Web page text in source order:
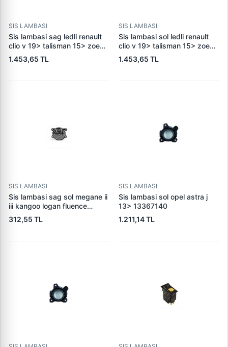
SIS LAMBASI
Sis lambasi sag ledli renault
clio v 19> talisman 15> zoe
13> 261504122r
1.453,65 TL
SIS LAMBASI
Sis lambasi sol ledli renault
clio v 19> talisman 15> zoe
13> 261550862r
1.453,65 TL
SIS LAMBASI
Sis lambasi sag sol megane ii
iii kangoo logan fluence
laguna ii iii master (ampullu)
8200074008
312,55 TL
SIS LAMBASI
Sis lambasi sol opel astra j
13> 13367140
1.211,14 TL